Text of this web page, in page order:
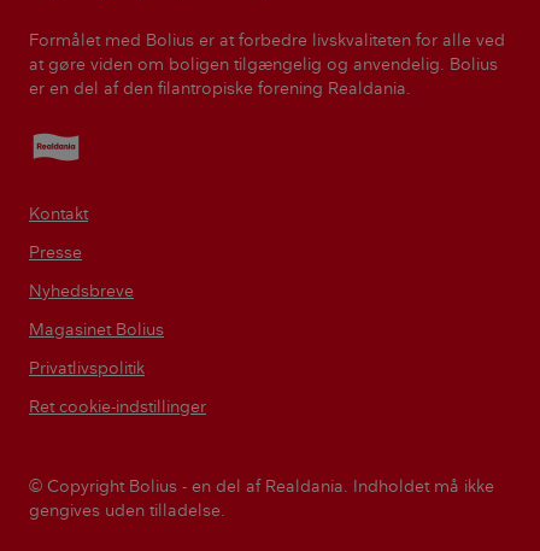
Formålet med Bolius er at forbedre livskvaliteten for alle ved
at gøre viden om boligen tilgængelig og anvendelig. Bolius
er en del af den filantropiske forening Realdania.
Realdania
Kontakt
Presse
Nyhedsbreve
Magasinet Bolius
Privatlivspolitik
Ret cookie-indstillinger
© Copyright Bolius - en del af Realdania. Indholdet må ikke
gengives uden tilladelse.